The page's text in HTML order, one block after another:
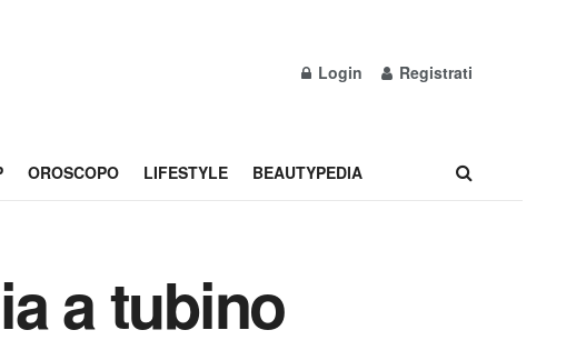
Login Registrati
OROSCOPO LIFESTYLE BEAUTYPEDIA
a tubino